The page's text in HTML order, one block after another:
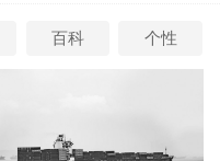
百科 个性